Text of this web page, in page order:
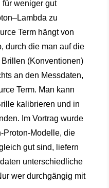
weniger gut
zu
Term hängt von
durch die man auf die
(Konventionen)
an den Messdaten,
Term. Man kann
kalibrieren und in
Im Vortrag wurde
die
gut sind, liefern
unterschiedliche
wer durchgängig mit